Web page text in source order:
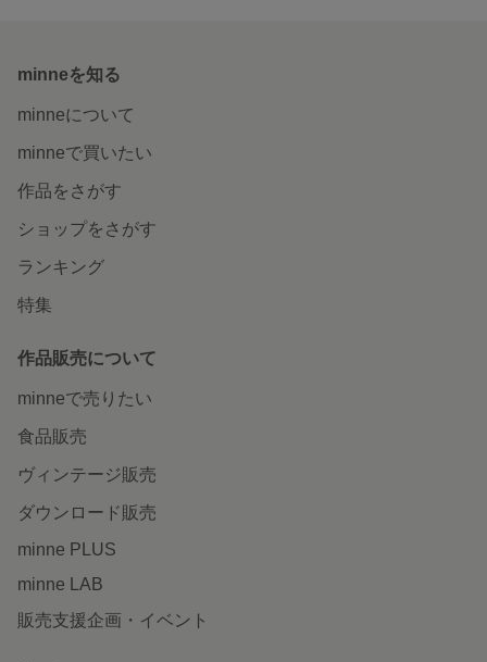
minneを知る
minneについて
minneで買いたい
作品をさがす
ショップをさがす
ランキング
特集
作品販売について
minneで売りたい
食品販売
ヴィンテージ販売
ダウンロード販売
minne PLUS
minne LAB
販売支援企画・イベント